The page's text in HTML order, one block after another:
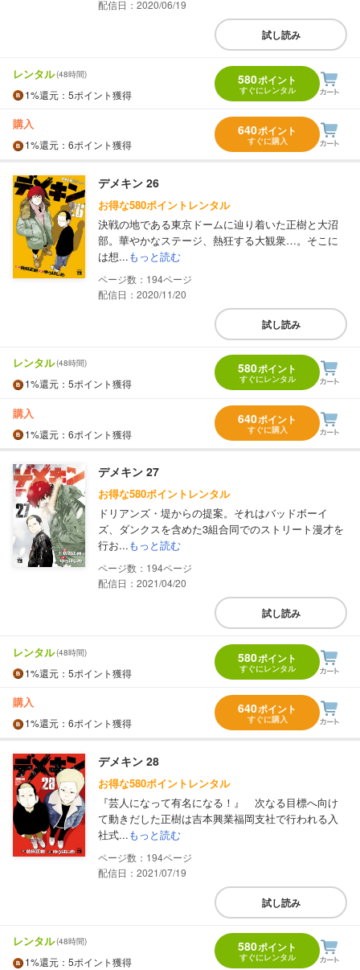
配信日：2020/06/19
試し読み
レンタル(48時間)
1%還元 ：5ポイント獲得
580ポイント
すぐにレンタル
購入
1%還元 ：6ポイント獲得
640ポイント
すぐに購入
デメキン 26
お得な580ポイントレンタル
決戦の地である東京ドームに辿り着いた正樹と大沼
部。華やかなステージ、熱狂する大観衆…。そこに
は想...もっと読む
194
配信日：2020/11/20
試し読み
レンタル(48時間)
1%還元 ：5ポイント獲得
580ポイント
すぐにレンタル
購入
1%還元 ：6ポイント獲得
640ポイント
すぐに購入
デメキン 27
お得な580ポイントレンタル
ドリアンズ・堤からの提案。それはバッドボーイ
ズ、ダンクスを含めた3組合同でのストリート漫才を
行お...もっと読む
194
配信日：2021/04/20
試し読み
レンタル(48時間)
1%還元 ：5ポイント獲得
580ポイント
すぐにレンタル
購入
1%還元 ：6ポイント獲得
640ポイント
すぐに購入
デメキン 28
お得な580ポイントレンタル
『芸人になって有名になる！』 次なる目標へ向け
て動きだした正樹は吉本興業福岡支社で行われる入
社式...もっと読む
194
配信日：2021/07/19
試し読み
レンタル(48時間)
1%還元 ：5ポイント獲得
580ポイント
すぐにレンタル